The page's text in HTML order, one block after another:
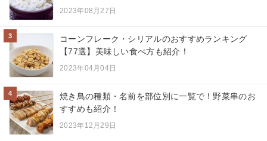
2023年08月27日
3
コーンフレーク・シリアルのおすすめランキング
【77選】美味しい食べ方も紹介！
2023年04月04日
4
焼き鳥の種類・名前を部位別に一覧で！野菜串のお
すすめも紹介！
2023年12月29日